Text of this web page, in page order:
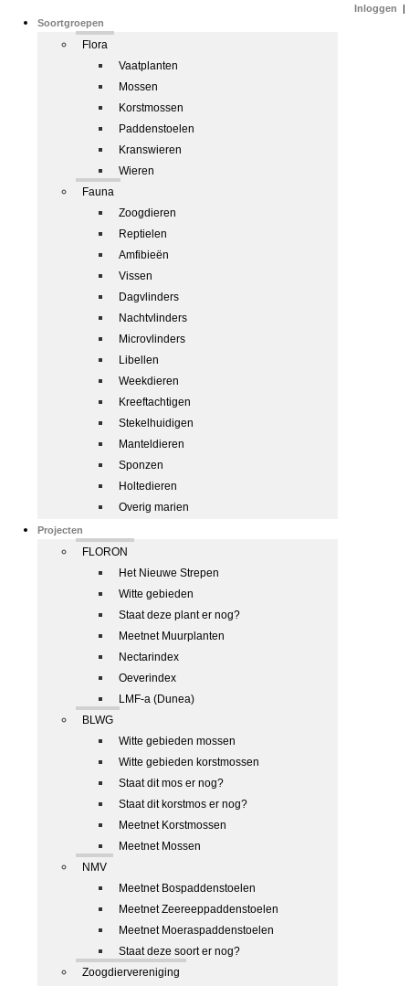
Soortgroepen
Flora
Vaatplanten
Mossen
Korstmossen
Paddenstoelen
Kranswieren
Wieren
Fauna
Zoogdieren
Reptielen
Amfibieën
Vissen
Dagvlinders
Nachtvlinders
Microvlinders
Libellen
Weekdieren
Kreeftachtigen
Stekelhuidigen
Manteldieren
Sponzen
Holtedieren
Overig marien
Projecten
FLORON
Het Nieuwe Strepen
Witte gebieden
Staat deze plant er nog?
Meetnet Muurplanten
Nectarindex
Oeverindex
LMF-a (Dunea)
BLWG
Witte gebieden mossen
Witte gebieden korstmossen
Staat dit mos er nog?
Staat dit korstmos er nog?
Meetnet Korstmossen
Meetnet Mossen
NMV
Meetnet Bospaddenstoelen
Meetnet Zeereeppaddenstoelen
Meetnet Moeraspaddenstoelen
Staat deze soort er nog?
Zoogdiervereniging
Inloggen |